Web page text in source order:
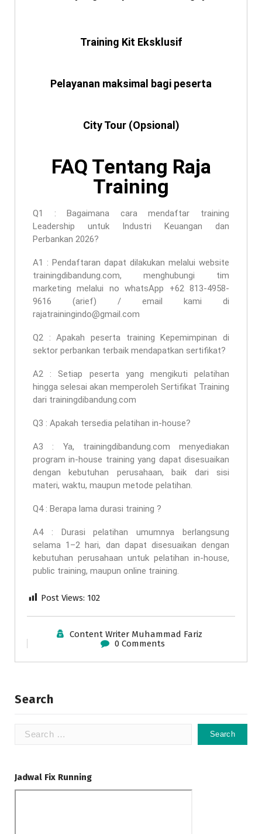
Training Kit Eksklusif
Pelayanan maksimal bagi peserta
City Tour (Opsional)
FAQ Tentang Raja
Training
Q1 : Bagaimana cara mendaftar training
Leadership untuk Industri Keuangan dan
Perbankan 2026?
A1 : Pendaftaran dapat dilakukan melalui website
trainingdibandung.com, menghubungi tim
marketing melalui no whatsApp +62 813-4958-
9616 (arief) / email kami di
rajatrainingindo@gmail.com
Q2 : Apakah peserta training Kepemimpinan di
sektor perbankan terbaik mendapatkan sertifikat?
A2 : Setiap peserta yang mengikuti pelatihan
hingga selesai akan memperoleh Sertifikat Training
dari trainingdibandung.com
Q3 : Apakah tersedia pelatihan in-house?
A3 : Ya, trainingdibandung.com menyediakan
program in-house training yang dapat disesuaikan
dengan kebutuhan perusahaan, baik dari sisi
materi, waktu, maupun metode pelatihan.
Q4 : Berapa lama durasi training ?
A4 : Durasi pelatihan umumnya berlangsung
selama 1–2 hari, dan dapat disesuaikan dengan
kebutuhan perusahaan untuk pelatihan in-house,
public training, maupun online training.
Post Views: 102
Content Writer Muhammad Fariz
0 Comments
Search
Jadwal Fix Running